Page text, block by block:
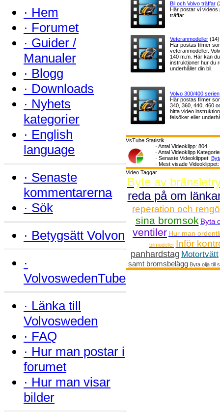
· Hem
· Forumet
· Guider /
Manualer
· Blogg
· Downloads
· Nyhets
kategorier
· English
language
· Senaste
kommentarerna
· Sök
· Betygsätt Volvon
·
VolvoswedenTube
· Länka till
Volvosweden
· FAQ
· Hur man postar i
forumet
· Hur man visar
bilder
Bil och Volvo träffar
Här postar vi videos
träffar.
Veteranmodeller (14)
Här postas filmer
veteranmodeller.
140 m.m. Här kan
instruktioner hur du
underhåller din bil.
Volvo 300/400 serien
Här postas filmer
340, 360, 440, 460
hitta video
felsöker eller
VsTube Statistik
· Antal Videoklipp: 804
· Antal Videoklipp
· Senaste Videoklippet:
· Mest visade Videoklippet:
Video Taggar
Byte av
reda på om
reperation och
sina bromsok Byta
ventiler Hur man
bilmodeller Inför
panhardstag Motortvätt
samt bromsbelägg Byta olja till